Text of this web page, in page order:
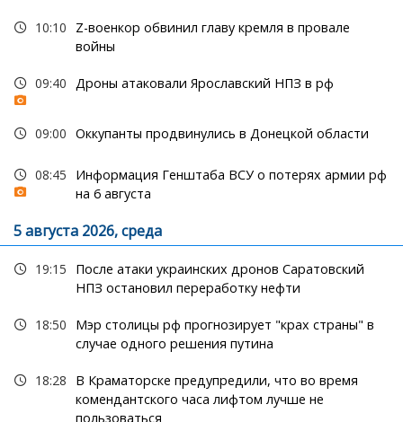
10:10
Z-военкор обвинил главу кремля в провале
войны
09:40 Дроны атаковали Ярославский НПЗ в рф
09:00 Оккупанты продвинулись в Донецкой области
08:45
Информация Генштаба ВСУ о потерях армии рф
на 6 августа
5 августа 2026, среда
19:15
После атаки украинских дронов Саратовский
НПЗ остановил переработку нефти
18:50
Мэр столицы рф прогнозирует "крах страны" в
случае одного решения путина
18:28
В Краматорске предупредили, что во время
комендантского часа лифтом лучше не
пользоваться